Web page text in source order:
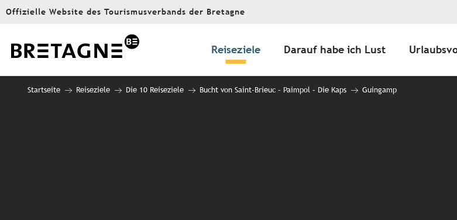
Aller
principal
Offizielle Website des Tourismusverbands der Bretagne
Reiseziele Darauf habe ich Lust
Startseite Reiseziele Die 10 Reiseziele Bucht von Saint-Brieuc – Paimpol – Die Kaps Guingamp